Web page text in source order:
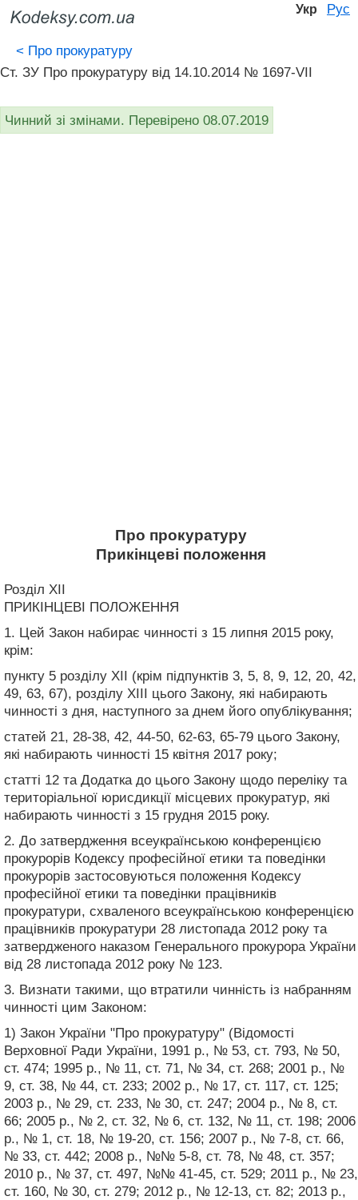
Укр Рус
< Про прокуратуру
Ст. ЗУ Про прокуратуру від 14.10.2014 № 1697-VII
Чинний зі змінами. Перевірено 08.07.2019
Про прокуратуру
Прикінцеві положення
Розділ XII
ПРИКІНЦЕВІ ПОЛОЖЕННЯ
1. Цей Закон набирає чинності з 15 липня 2015 року,
крім:
пункту 5 розділу XII (крім підпунктів 3, 5, 8, 9, 12, 20, 42,
49, 63, 67), розділу XIII цього Закону, які набирають
чинності з дня, наступного за днем його опублікування;
статей 21, 28-38, 42, 44-50, 62-63, 65-79 цього Закону,
які набирають чинності 15 квітня 2017 року;
статті 12 та Додатка до цього Закону щодо переліку та
територіальної юрисдикції місцевих прокуратур, які
набирають чинності з 15 грудня 2015 року.
2. До затвердження всеукраїнською конференцією
прокурорів Кодексу професійної етики та поведінки
прокурорів застосовуються положення Кодексу
професійної етики та поведінки працівників
прокуратури, схваленого всеукраїнською конференцією
працівників прокуратури 28 листопада 2012 року та
затвердженого наказом Генерального прокурора України
від 28 листопада 2012 року № 123.
3. Визнати такими, що втратили чинність із набранням
чинності цим Законом:
1) Закон України "Про прокуратуру" (Відомості
Верховної Ради України, 1991 р., № 53, ст. 793, № 50,
ст. 474; 1995 р., № 11, ст. 71, № 34, ст. 268; 2001 р., №
9, ст. 38, № 44, ст. 233; 2002 р., № 17, ст. 117, ст. 125;
2003 р., № 29, ст. 233, № 30, ст. 247; 2004 р., № 8, ст.
66; 2005 р., № 2, ст. 32, № 6, ст. 132, № 11, ст. 198; 2006
р., № 1, ст. 18, № 19-20, ст. 156; 2007 р., № 7-8, ст. 66,
№ 33, ст. 442; 2008 р., №№ 5-8, ст. 78, № 48, ст. 357;
2010 р., № 37, ст. 497, №№ 41-45, ст. 529; 2011 р., № 23,
ст. 160, № 30, ст. 279; 2012 р., № 12-13, ст. 82; 2013 р.,